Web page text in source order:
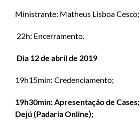
Ministrante: Matheus Lisboa Cesco;
22h: Encerramento.
Dia 12 de abril de 2019
19h15min: Credenciamento;
19h30min: Apresentação de Cases;
Dejú (Padaria Online);